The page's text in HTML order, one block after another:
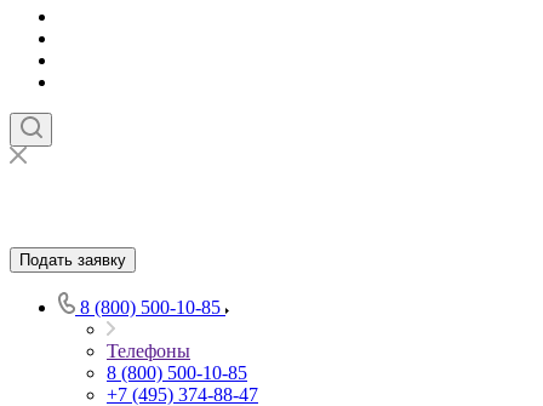
Подать заявку
8 (800) 500-10-85
Телефоны
8 (800) 500-10-85
+7 (495) 374-88-47